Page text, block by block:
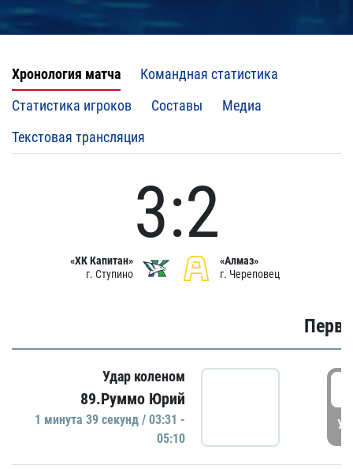
Хронология матча
Командная статистика
Статистика игроков
Составы
Медиа
Текстовая трансляция
«ХК Капитан»
г. Ступино
3:2
«Алмаз»
г. Череповец
Удар коленом
89.Руммо Юрий
1 минутa 39 секунд / 03:31 -
05:10